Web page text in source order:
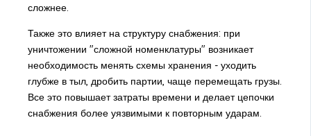
сложнее.
Также это влияет на структуру снабжения: при
уничтожении "сложной номенклатуры" возникает
необходимость менять схемы хранения - уходить
глубже в тыл, дробить партии, чаще перемещать грузы.
Все это повышает затраты времени и делает цепочки
снабжения более уязвимыми к повторным ударам.